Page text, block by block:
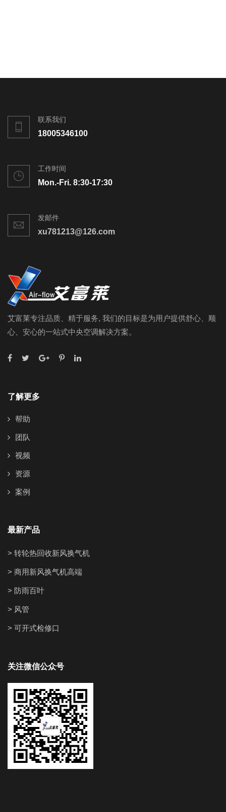
联系我们
18005346100
工作时间
Mon.-Fri. 8:30-17:30
发邮件
xu781213@126.com
艾富莱专注品质、精于服务, 我们的目标是为用户提供舒心、顺
心、安心的一站式中央空调解决方案。
了解更多
帮助
团队
视频
资源
案例
最新产品
> 转轮热回收新风换气机
> 商用新风换气机高端
> 防雨百叶
> 风管
> 可开式检修口
关注微信公众号